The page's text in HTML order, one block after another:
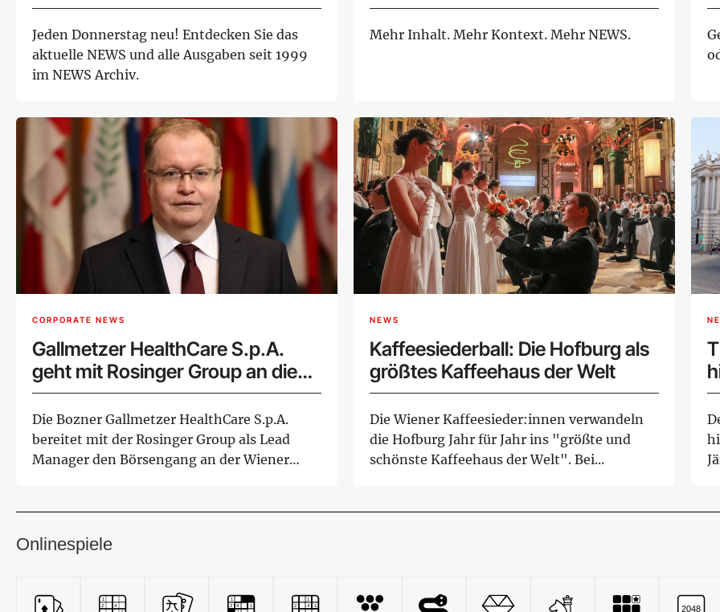
Jeden Donnerstag neu! Entdecken Sie das
aktuelle NEWS und alle Ausgaben seit 1999
im NEWS Archiv.
Mehr Inhalt. Mehr Kontext. Mehr NEWS.
CORPORATE NEWS
Gallmetzer HealthCare S.p.A.
geht mit Rosinger Group an die
Wiener Börse
Die Bozner Gallmetzer HealthCare S.p.A.
bereitet mit der Rosinger Group als Lead
Manager den Börsengang an der Wiener
NEWS
Kaffeesiederball: Die Hofburg als
größtes Kaffeehaus der Welt
Die Wiener Kaffeesieder:innen verwandeln
die Hofburg Jahr für Jahr ins "größte und
schönste Kaffeehaus der Welt". Bei...
Onlinespiele